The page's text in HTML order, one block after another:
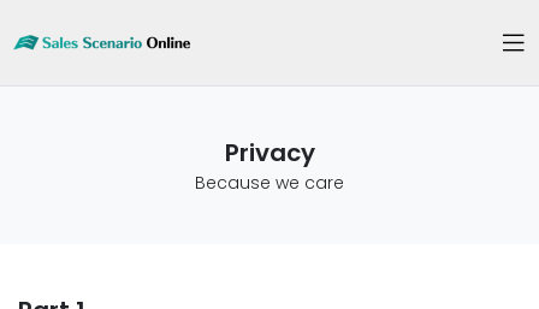
Privacy
Because we care